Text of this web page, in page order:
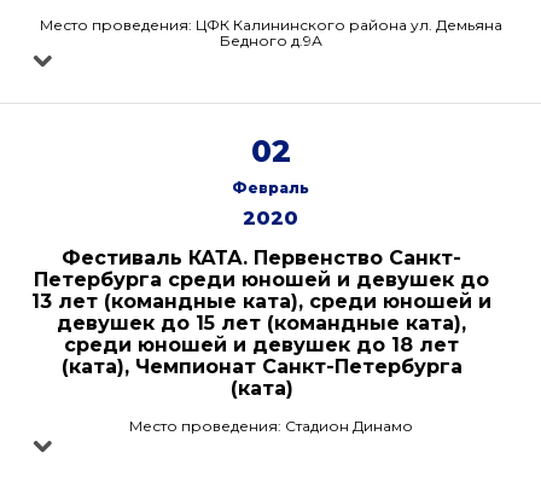
Место проведения: ЦФК Калининского района ул. Демьяна
Бедного д.9А
02
Февраль
2020
Фестиваль КАТА. Первенство Санкт-
Петербурга среди юношей и девушек до
13 лет (командные ката), среди юношей и
девушек до 15 лет (командные ката),
среди юношей и девушек до 18 лет
(ката), Чемпионат Санкт-Петербурга
(ката)
Место проведения: Стадион Динамо